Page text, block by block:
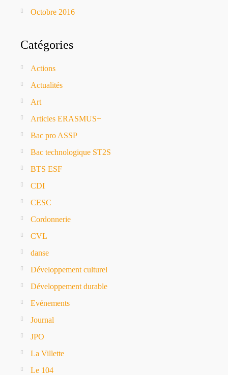
Octobre 2016
Catégories
Actions
Actualités
Art
Articles ERASMUS+
Bac pro ASSP
Bac technologique ST2S
BTS ESF
CDI
CESC
Cordonnerie
CVL
danse
Développement culturel
Développement durable
Evénements
Journal
JPO
La Villette
Le 104